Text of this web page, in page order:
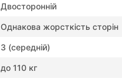
Двосторонній
Однакова жорсткість сторін
3 (середній)
до 110 кг